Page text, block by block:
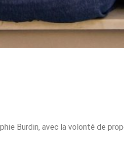
Burdin, avec la volonté de